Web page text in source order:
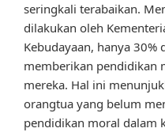
seringkali terabaikan.
dilakukan oleh
Kebudayaan, hanya
memberikan pendidikan
mereka. Hal ini
orangtua yang belum
pendidikan moral dalam